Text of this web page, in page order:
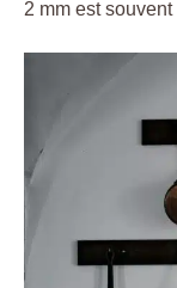
2 mm est